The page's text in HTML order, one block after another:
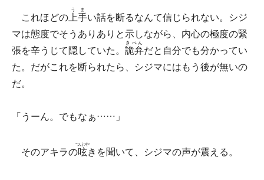
これほどの 上手
うま
い話を断るなんて信じられない。シジ
マは態度でそうありありと示しながら、内心の極度の緊
張を辛うじて隠していた。 詭弁
きべん
だと自分でも分かってい
た。だがこれを断られたら、シジマにはもう後が無いの
だ。
「うーん。でもなぁ……」
そのアキラの呟
つぶや
きを聞いて、シジマの声が震える。